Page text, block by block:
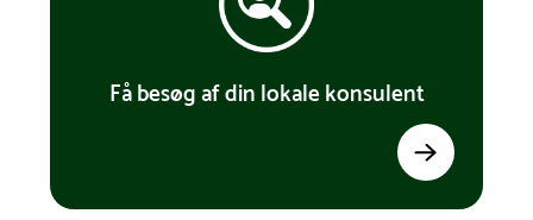
Få besøg af din lokale konsulent